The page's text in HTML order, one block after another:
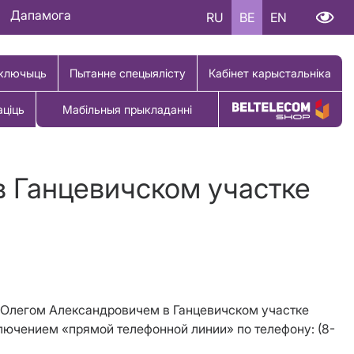
Дапамога RU BE EN
Пытанне спецыялісту Кабінет карыстальніка
Мабільныя прыкладанні Купіць тавар
участке
Александровичем в Ганцевичском участке
«прямой телефонной линии» по телефону: (8-